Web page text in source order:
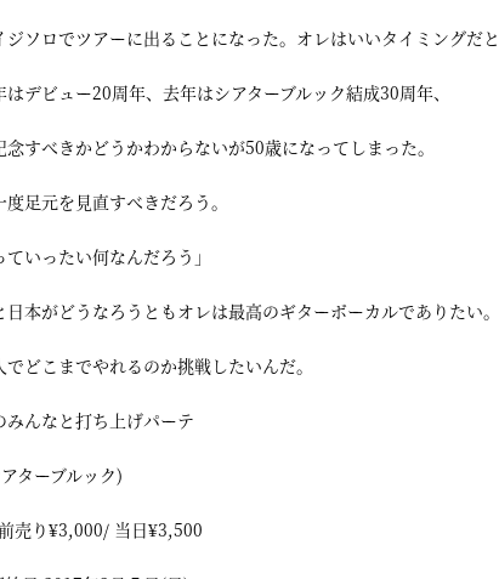
ソロでツアーに出ることになった。オレはいいタイミングだと
デビュー20周年、去年はシアターブルック結成30周年、
すべきかどうかわからないが50歳になってしまった。
足元を見直すべきだろう。
ていったい何なんだろう」
日本がどうなろうともオレは最高のギターボーカルでありたい。
どこまでやれるのか挑戦したいんだ。
みんなと打ち上げパーテ
ターブルック)
売り¥3,000/ 当日¥3,500